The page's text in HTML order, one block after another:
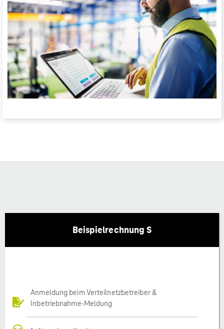
Beispielrechnung S
Anmeldung beim Verteilnetzbetreiber &
Inbetriebnahme-Meldung